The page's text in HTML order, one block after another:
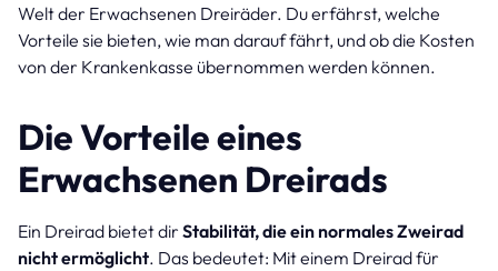
Welt der Erwachsenen Dreiräder. Du erfährst, welche
Vorteile sie bieten, wie man darauf fährt, und ob die Kosten
von der Krankenkasse übernommen werden können.
Die Vorteile eines
Erwachsenen Dreirads
Ein Dreirad bietet dir Stabilität, die ein normales Zweirad
nicht ermöglicht. Das bedeutet: Mit einem Dreirad für